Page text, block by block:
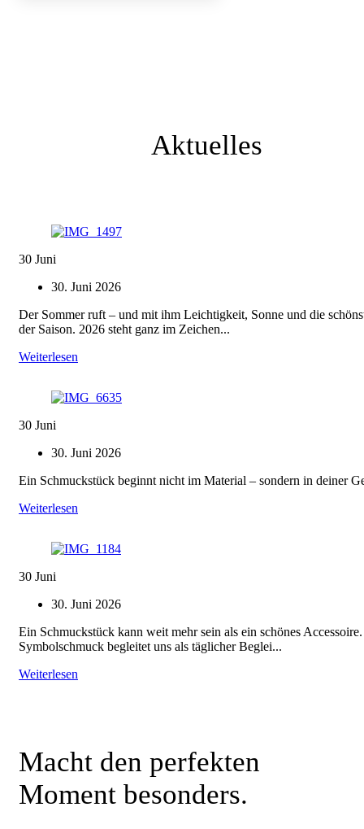
Aktuelles
30 Juni
30. Juni 2026
Der Sommer ruft – und mit ihm Leichtigkeit, Sonne und die
der Saison. 2026 steht ganz im Zeichen...
Weiterlesen
30 Juni
30. Juni 2026
Ein Schmuckstück beginnt nicht im Material – sondern in deiner
Weiterlesen
30 Juni
30. Juni 2026
Ein Schmuckstück kann weit mehr sein als ein schönes Accessoire.
Symbolschmuck begleitet uns als täglicher Beglei...
Weiterlesen
Macht den perfekten
Moment besonders.